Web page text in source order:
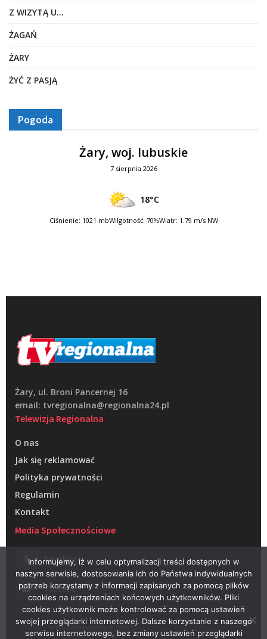
Z WIZYTĄ U…
ŻAGAŃ
ŻARY
ŻYĆ Z PASJĄ
Pogoda
Żary, woj. lubuskie
7 sierpnia 2026
18°C
Ciśnienie: 1021 mbWilgotność: 70%Wiatr: 1.79 m/s NW
Żary, ul. Broni Pancernej 16
email: tvregionalna@regionalna24.pl
Telewizja Regionalna
O nas
Jak się reklamować
Polityka prywatności
Regulamin
Kontakt
Media Społecznościowe
Facebook
Youtube
© 2022 – Telewizja Regionalna w Żarach
Informujemy, iż w celu optymalizacji treści dostępnych w
naszym serwisie, dostosowania ich do Państwa indywidualnych
potrzeb korzystamy z informacji zapisanych za pomocą plików
cookies na urządzeniach końcowych użytkowników. Pliki
cookies użytkownik może kontrolować za pomocą ustawień
swojej przeglądarki internetowej. Dalsze korzystanie z naszego
serwisu internetowego, bez zmiany ustawień przeglądarki